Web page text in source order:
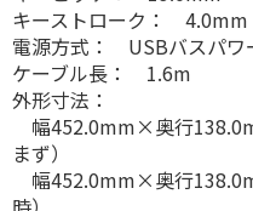
キーストローク： 4.0mm
電源方式： USBバスパワ
ケーブル長： 1.6m
外形寸法：
幅452.0mm×奥行
まず）
幅452.0mm×奥行